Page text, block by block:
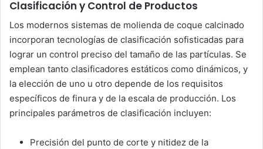
Clasificación y Control de Productos
Los modernos sistemas de molienda de coque calcinado
incorporan tecnologías de clasificación sofisticadas para
lograr un control preciso del tamaño de las partículas. Se
emplean tanto clasificadores estáticos como dinámicos, y
la elección de uno u otro depende de los requisitos
específicos de finura y de la escala de producción. Los
principales parámetros de clasificación incluyen:
Precisión del punto de corte y nitidez de la